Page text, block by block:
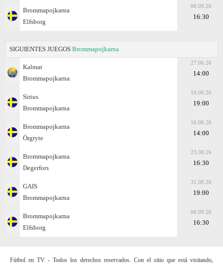
Brommapojkarna
Elfsborg
06.09.26
16:30
SIGUIENTES JUEGOS Brommapojkarna
Kalmar
Brommapojkarna
27.06.26
14:00
Sirius
Brommapojkarna
10.08.26
19:00
Brommapojkarna
Örgryte
16.08.26
14:00
Brommapojkarna
Degerfors
23.08.26
16:30
GAIS
Brommapojkarna
31.08.26
19:00
Brommapojkarna
Elfsborg
06.09.26
16:30
Fútbol en TV - Todos los derechos reservados. Con el sitio que está visitando,